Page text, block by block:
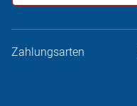
Zahlungsarten